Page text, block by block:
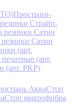
Простыни-
Страйп-
резинки Сатин
Сатин
(арт.
(арт.
(арт. PKP)
АкваСтоп
микрофибра